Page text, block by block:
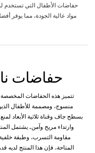
حفاضات الأطفال التي تستخدم
مواد عالية الجودة، مما يوفر
حفاضات
تتميز هذه الحفاضات المخصصة
بسطح جاف وقناة ثلاثية الأبعاد
وارتداء مريح وآمن. يشتمل
مقاومة التسرب، وطبقة